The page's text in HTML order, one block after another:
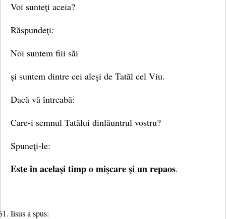
Voi sunteţi aceia?
Răspundeţi:
Noi suntem fiii săi
şi suntem dintre cei aleşi de Tatăl cel Viu.
Dacă vă întreabă:
Care-i semnul Tatălui dinlăuntrul vostru?
Spuneţi-le:
Este în acelaşi timp o mişcare şi un repaos.
Iisus a spus: